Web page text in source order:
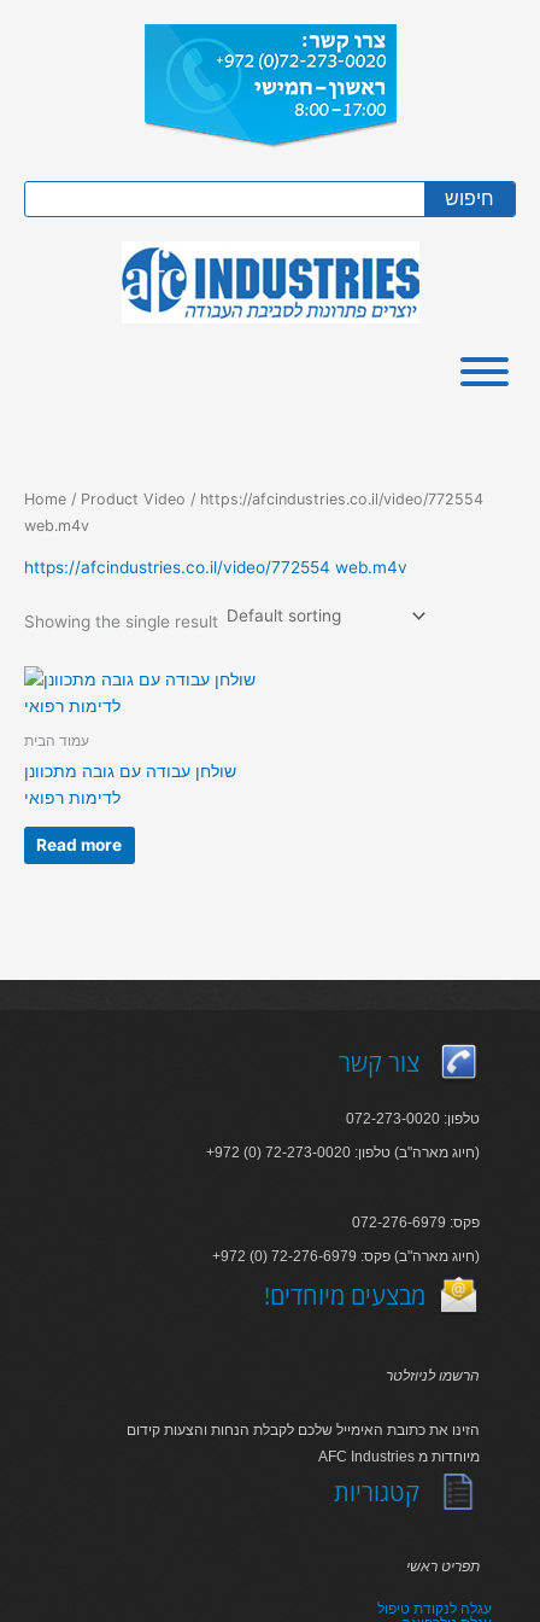
חיפוש
Home / Product Video / https://afcindustries.co.il/video/772554
web.m4v
https://afcindustries.co.il/video/772554 web.m4v
Showing the single result
עמוד הבית
שולחן עבודה עם גובה מתכוונן
לדימות רפואי
Read more
צור קשר
טלפון: 072-273-0020
+972 (0) 72-273-0020 :חיוג מארה"ב) טלפון)
פקס: 072-276-6979
+972 (0) 72-276-6979 :חיוג מארה"ב) פקס)
!מבצעים מיוחדים
הרשמו לניוזלטר
הזינו את כתובת האימייל שלכם לקבלת הנחות והצעות קידום
AFC Industries מיוחדות מ
קטגוריות
תפריט ראשי
עגלה לנקודת טיפול